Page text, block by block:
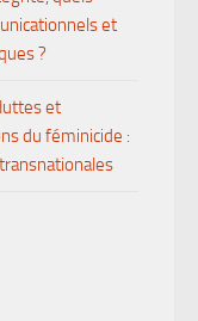
et
?
et
du féminicide :